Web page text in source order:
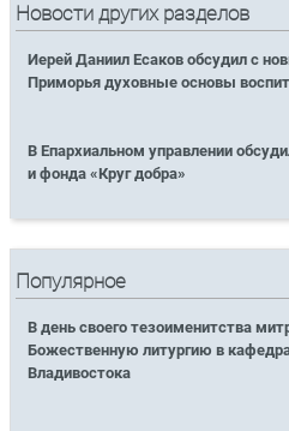
Новости других разделов
Иерей Даниил Есаков обсудил с
Приморья духовные основы
В Епархиальном управлении
и фонда «Круг добра»
Популярное
В день своего тезоименитства
Божественную литургию в
Владивостока